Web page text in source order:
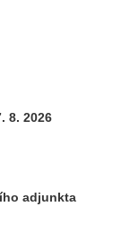
8. 2026
adjunkta